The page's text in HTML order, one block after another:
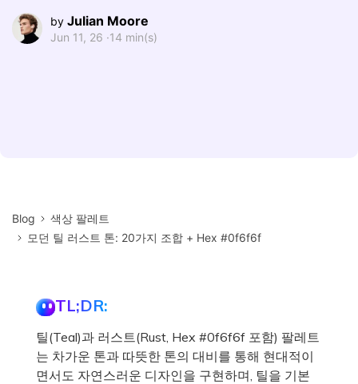
by Julian Moore
Jun 11, 26 ·14 min(s)
Blog
색상 팔레트
모던 틸 러스트 톤: 20가지 조합 + Hex #0f6f6f
TL;DR:
틸(Teal)과 러스트(Rust, Hex #0f6f6f 포함) 팔레트
는 차가운 톤과 따뜻한 톤의 대비를 통해 현대적이
면서도 자연스러운 디자인을 구현하며, 틸을 기본